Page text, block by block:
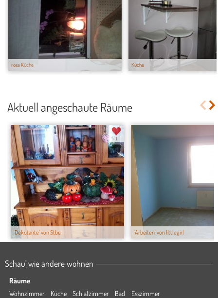
rosa Küche Küche
Aktuell angeschaute Räume
'Dekotante' von Stbe
1
'Arbeiten' von littlegirl
Schau' wie andere wohnen
Räume
Wohnzimmer Küche Schlafzimmer Bad
Esszimmer